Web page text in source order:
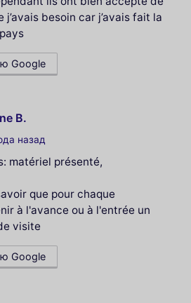
besoin car j’avais fait la
Google
B.
назад
matériel présenté,
que pour chaque
à l'avance ou à l'entrée un
visite
Google